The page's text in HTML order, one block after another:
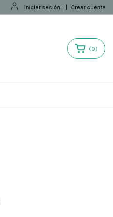
Iniciar sesión Crear cuenta
(0)